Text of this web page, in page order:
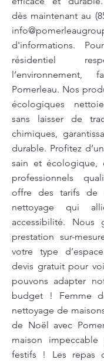
dès maintenant au
d'informations.
résidentiel
Pomerleau. Nos
écologiques
sans laisser de
chimiques,
durable. Profitez
sain et écologique,
professionnels
offre des tarifs de
nettoyage qui
accessibilité. Nous
prestation sur-
votre type
devis gratuit pour
pouvons adapter
budget ! Femme
nettoyage de
de Noël avec
maison impeccable
festifs ! Les repas